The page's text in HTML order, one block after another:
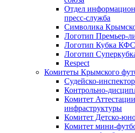
Отдел
пресс-служба
Символика
Логотип Премьер-
Логотип Кубка КФС
Логотип
Respect
Комитеты Крымского
Судейско-
Контрольно-
Комитет
инфраструктуры
Комитет Детско-
Комитет мини-